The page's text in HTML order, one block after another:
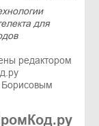
для
редактором